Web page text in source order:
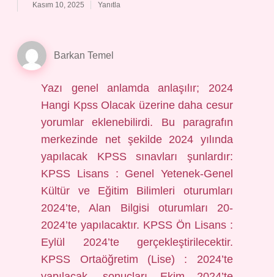
Kasım 10, 2025 Yanıtla
Barkan Temel
Yazı genel anlamda anlaşılır; 2024
Hangi Kpss Olacak üzerine daha cesur
yorumlar eklenebilirdi. Bu paragrafın
merkezinde net şekilde 2024 yılında
yapılacak KPSS sınavları şunlardır:
KPSS Lisans : Genel Yetenek-Genel
Kültür ve Eğitim Bilimleri oturumları
2024’te, Alan Bilgisi oturumları 20-
2024’te yapılacaktır. KPSS Ön Lisans :
Eylül 2024’te gerçekleştirilecektir.
KPSS Ortaöğretim (Lise) : 2024’te